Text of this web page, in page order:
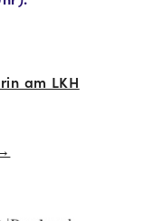
am LKH